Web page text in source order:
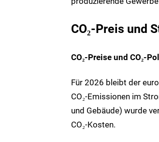
CO₂‑Preis und
CO₂‑Preise und CO₂
Für 2026 bleibt der
CO₂‑Emissionen im
und Gebäude) wurde
CO₂‑Kosten.